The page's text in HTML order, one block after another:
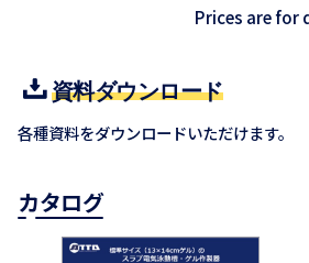
Prices are for
資料ダウンロード
各種資料をダウンロードいただけます。
カタログ